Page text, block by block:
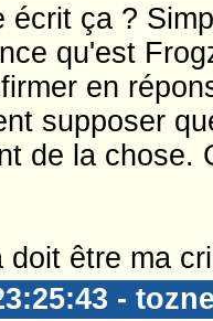
écrit ça ?
qu'est
en
supposer
de la chose.
doit être ma
-